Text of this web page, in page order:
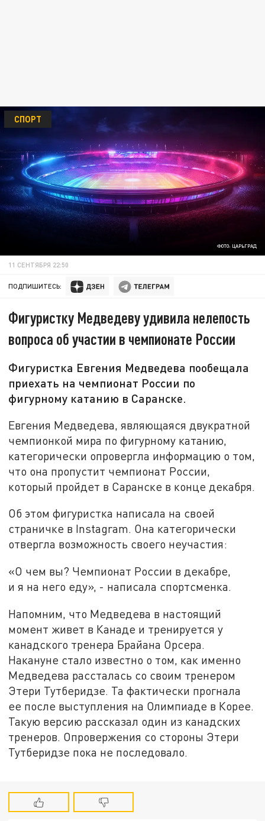
ФОТО: ЦАРЬГРАД
СПОРТ
11 СЕНТЯБРЯ 22:50
ПОДПИШИТЕСЬ:
Фигуристку Медведеву удивила нелепость
вопроса об участии в чемпионате России
Фигуристка Евгения Медведева пообещала
приехать на чемпионат России по
фигурному катанию в Саранске.
Евгения Медведева, являющаяся двукратной
чемпионкой мира по фигурному катанию,
категорически опровергла информацию о том,
что она пропустит чемпионат России,
который пройдет в Саранске в конце декабря.
Об этом фигуристка написала на своей
страничке в Instagram. Она категорически
отвергла возможность своего неучастия:
«О чем вы? Чемпионат России в декабре,
и я на него еду», - написала спортсменка.
Напомним, что Медведева в настоящий
момент живет в Канаде и тренируется у
канадского тренера Брайана Орсера.
Накануне стало известно о том, как именно
Медведева рассталась со своим тренером
Этери Тутберидзе. Та фактически прогнала
ее после выступления на Олимпиаде в Корее.
Такую версию рассказал один из канадских
тренеров. Опровержения со стороны Этери
Тутберидзе пока не последовало.